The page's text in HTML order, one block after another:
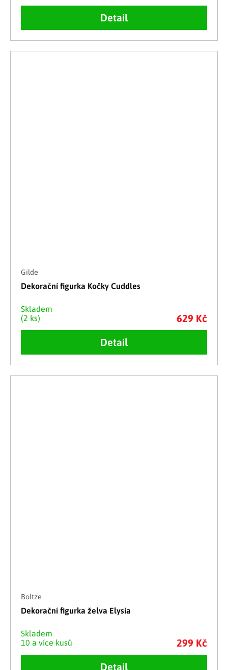
Detail
Gilde
Dekorační figurka Kočky Cuddles
Skladem
(2 ks)
629 Kč
Detail
Boltze
Dekorační figurka želva Elysia
Skladem
10 a více kusů
299 Kč
Detail